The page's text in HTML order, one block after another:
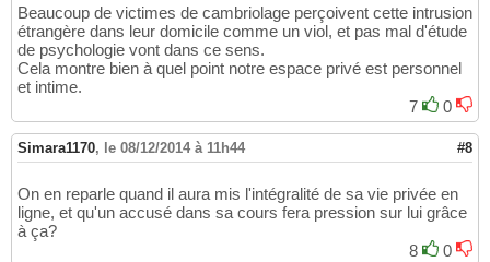
Beaucoup de victimes de cambriolage perçoivent cette intrusion
étrangère dans leur domicile comme un viol, et pas mal d'étude
de psychologie vont dans ce sens.
Cela montre bien à quel point notre espace privé est personnel
et intime.
7
0
Simara1170, le 08/12/2014 à 11h44 #8
On en reparle quand il aura mis l'intégralité de sa vie privée en
ligne, et qu'un accusé dans sa cours fera pression sur lui grâce
à ça?
8
0